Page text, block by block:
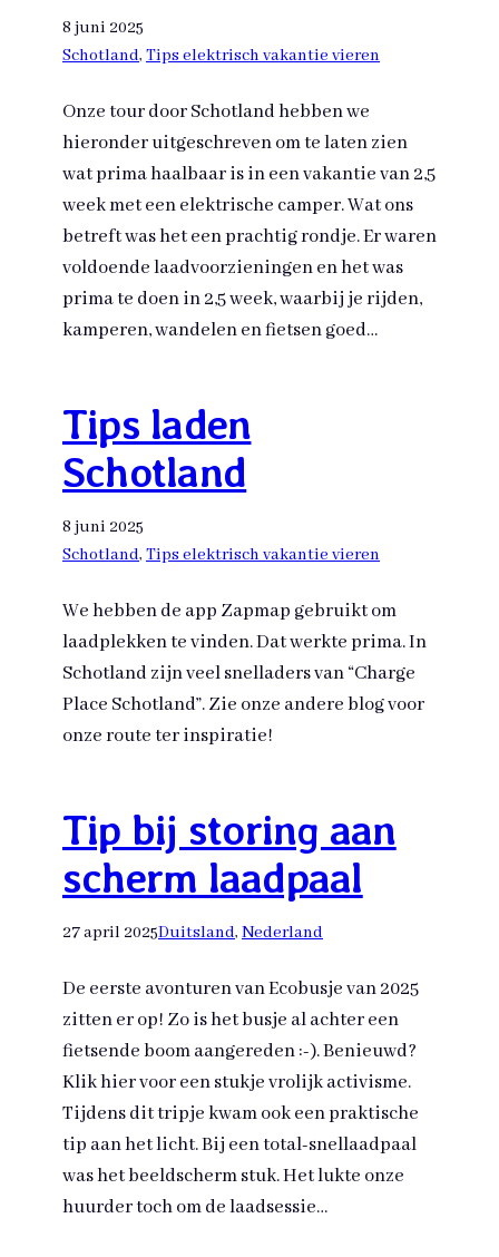
8 juni 2025
Schotland, Tips elektrisch vakantie vieren
Onze tour door Schotland hebben we
hieronder uitgeschreven om te laten zien
wat prima haalbaar is in een vakantie van 2,5
week met een elektrische camper. Wat ons
betreft was het een prachtig rondje. Er waren
voldoende laadvoorzieningen en het was
prima te doen in 2,5 week, waarbij je rijden,
kamperen, wandelen en fietsen goed…
Tips laden
Schotland
8 juni 2025
Schotland, Tips elektrisch vakantie vieren
We hebben de app Zapmap gebruikt om
laadplekken te vinden. Dat werkte prima. In
Schotland zijn veel snelladers van “Charge
Place Schotland”. Zie onze andere blog voor
onze route ter inspiratie!
Tip bij storing aan
scherm laadpaal
27 april 2025Duitsland, Nederland
De eerste avonturen van Ecobusje van 2025
zitten er op! Zo is het busje al achter een
fietsende boom aangereden :-). Benieuwd?
Klik hier voor een stukje vrolijk activisme.
Tijdens dit tripje kwam ook een praktische
tip aan het licht. Bij een total-snellaadpaal
was het beeldscherm stuk. Het lukte onze
huurder toch om de laadsessie…